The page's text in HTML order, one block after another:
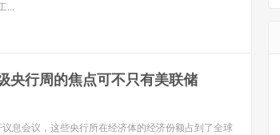
央行周的焦点可不只有美联储
息会议，这些央行所在经济体的经济份额占到了全球